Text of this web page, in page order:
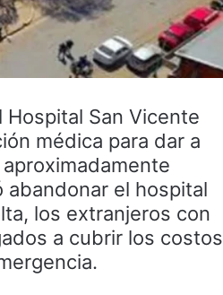
San Vicente
médica para dar a
el hospital
los extranjeros con
a cubrir los costos